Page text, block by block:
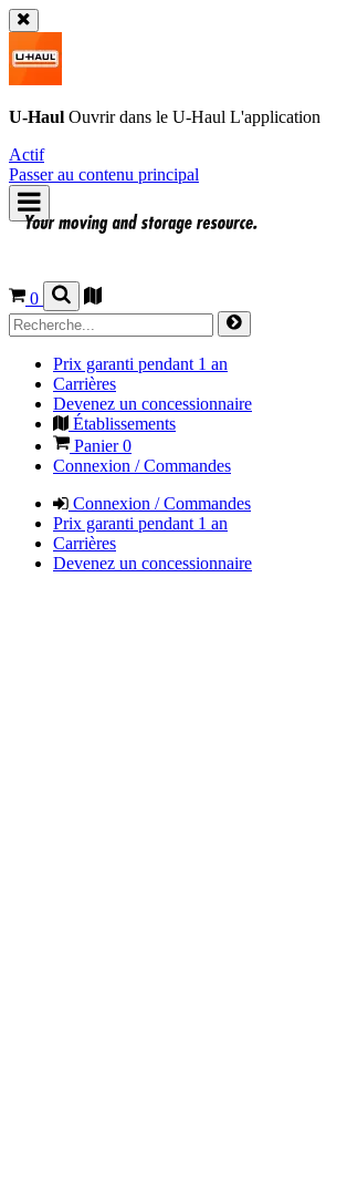
U-Haul Ouvrir dans le U-Haul L'application
Actif
Passer au contenu principal
0
Prix garanti pendant 1 an
Carrières
Devenez un concessionnaire
Établissements
Panier0
Connexion / Commandes
Connexion / Commandes
Prix garanti pendant 1 an
Carrières
Devenez un concessionnaire